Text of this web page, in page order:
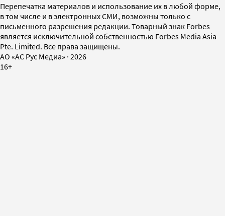
Перепечатка материалов и использование их в любой форме,
в том числе и в электронных СМИ, возможны только с
письменного разрешения редакции. Товарный знак Forbes
является исключительной собственностью Forbes Media Asia
Pte. Limited. Все права защищены.
AO «АС Рус Медиа» · 2026
16+